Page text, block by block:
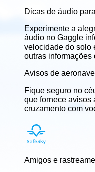
Dicas de áudio
Experimente a
áudio no Gaggle
velocidade do solo
outras informações
Avisos de
Fique seguro no
que fornece avisos
cruzamento com
Amigos e